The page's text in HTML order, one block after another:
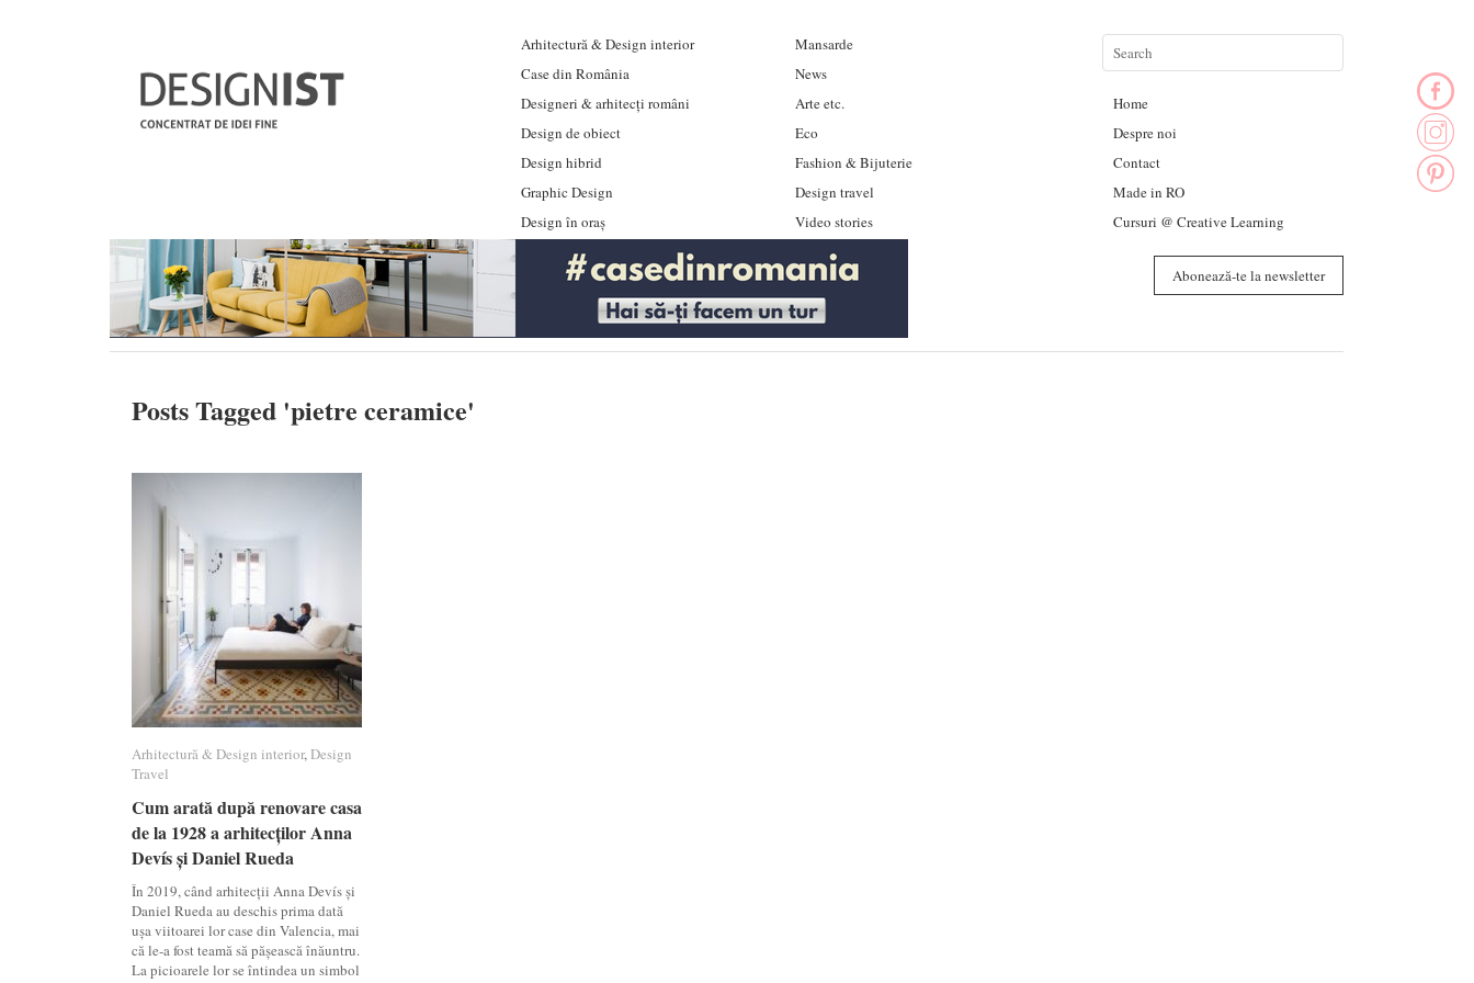
Arhitectură & Design interior
Case din România
Designeri & arhitecți români
Design de obiect
Design hibrid
Graphic Design
Design în oraș
Mansarde
News
Arte etc.
Eco
Fashion & Bijuterie
Design travel
Video stories
Home
Despre noi
Contact
Made in RO
Cursuri @ Creative Learning
Abonează-te la newsletter
Posts Tagged 'pietre ceramice'
Arhitectură & Design interior,Design
Travel
Cum arată după renovare casa
de la 1928 a arhitecților Anna
Devís și Daniel Rueda
În 2019, când arhitecții Anna Devís și
Daniel Rueda au deschis prima dată
ușa viitoarei lor case din Valencia, mai
că le-a fost teamă să pășească înăuntru.
La picioarele lor se întindea un simbol
Arhitectură & Design interior Design
Travel
Cum arată după renovare casa
de la 1928 a arhitecților Anna
Devís și Daniel Rueda